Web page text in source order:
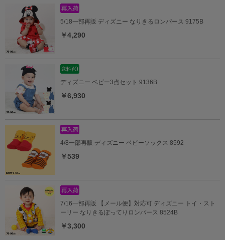
5/18一部再販 ディズニー なりきるロンパース 9175B
￥4,290
ディズニー ベビー3点セット 9136B
￥6,930
4/8一部再販 ディズニー ベビーソックス 8592
￥539
7/16一部再販 【メール便】対応可 ディズニー トイ・スト
ーリー なりきるぽってりロンパース 8524B
￥3,300